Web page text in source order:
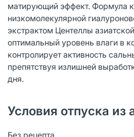
матирующий эффект. Формула
низкомолекулярной
экстрактом Центеллы
оптимальный уровень влаги в
контролирует активность
препятствуя излишней
дня.
Условия отпуска из
Без рецепта